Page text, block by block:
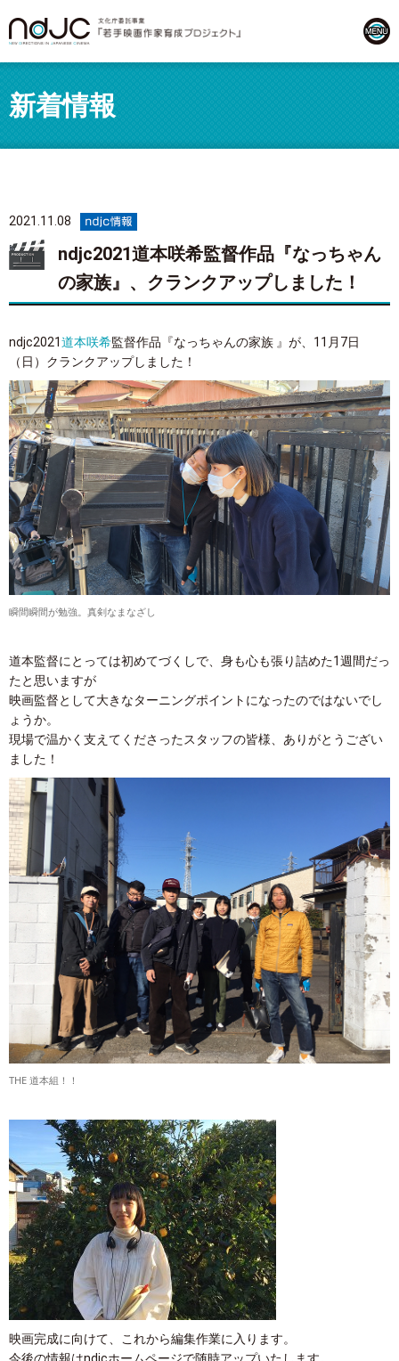
新着情報
2021.11.08
ndjc2021道本咲希監督作品『なっちゃん
の家族』、クランクアップしました！
ndjc2021道本咲希監督作品『なっちゃんの家族 』が、11月7日
（日）クランクアップしました！
瞬間瞬間が勉強。真剣なまなざし
道本監督にとっては初めてづくしで、身も心も張り詰めた1週間だっ
たと思いますが
映画監督として大きなターニングポイントになったのではないでし
ょうか。
現場で温かく支えてくださったスタッフの皆様、ありがとうござい
ました！
THE 道本組！！
映画完成に向けて、これから編集作業に入ります。